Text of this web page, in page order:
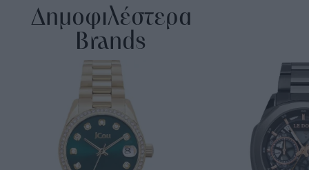
Δημοφιλέστερα
Brands